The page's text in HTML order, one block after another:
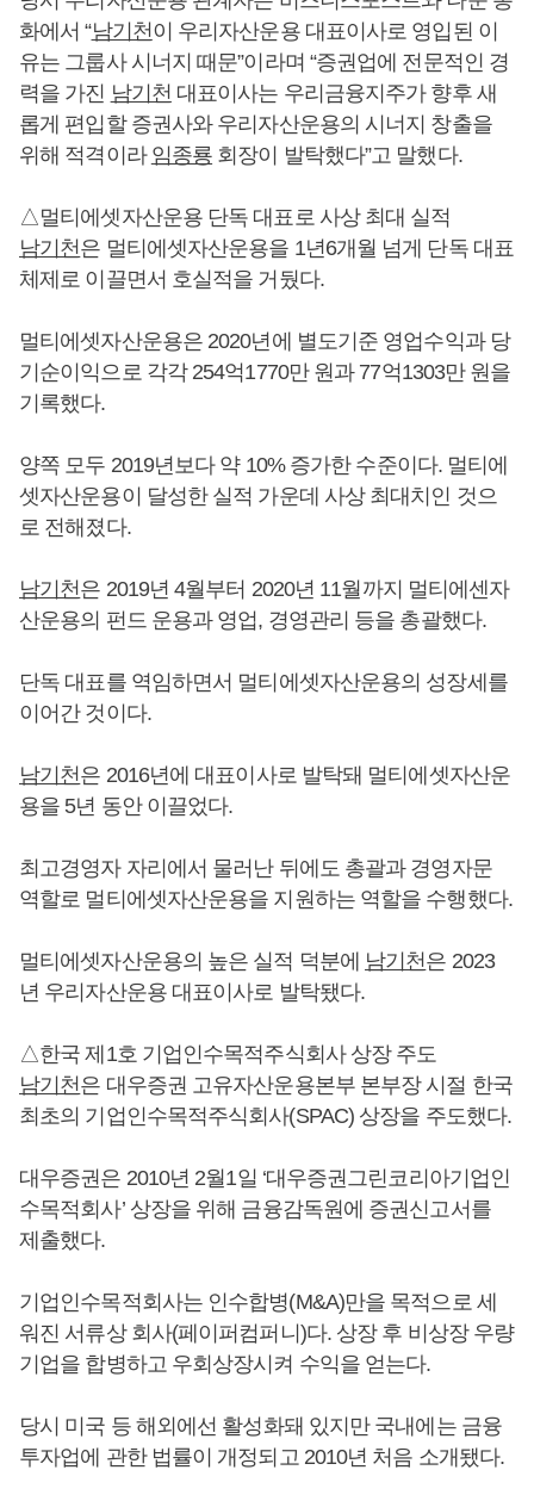
화에서 “남기천이 우리자산운용 대표이사로 영입된 이
유는 그룹사 시너지 때문”이라며 “증권업에 전문적인 경
력을 가진 남기천 대표이사는 우리금융지주가 향후 새
롭게 편입할 증권사와 우리자산운용의 시너지 창출을
위해 적격이라 임종룡 회장이 발탁했다”고 말했다.
△멀티에셋자산운용 단독 대표로 사상 최대 실적
남기천은 멀티에셋자산운용을 1년6개월 넘게 단독 대표
체제로 이끌면서 호실적을 거뒀다.
멀티에셋자산운용은 2020년에 별도기준 영업수익과 당
기순이익으로 각각 254억1770만 원과 77억1303만 원을
기록했다.
양쪽 모두 2019년보다 약 10% 증가한 수준이다. 멀티에
셋자산운용이 달성한 실적 가운데 사상 최대치인 것으
로 전해졌다.
남기천은 2019년 4월부터 2020년 11월까지 멀티에센자
산운용의 펀드 운용과 영업, 경영관리 등을 총괄했다.
단독 대표를 역임하면서 멀티에셋자산운용의 성장세를
이어간 것이다.
남기천은 2016년에 대표이사로 발탁돼 멀티에셋자산운
용을 5년 동안 이끌었다.
최고경영자 자리에서 물러난 뒤에도 총괄과 경영자문
역할로 멀티에셋자산운용을 지원하는 역할을 수행했다.
멀티에셋자산운용의 높은 실적 덕분에 남기천은 2023
년 우리자산운용 대표이사로 발탁됐다.
△한국 제1호 기업인수목적주식회사 상장 주도
남기천은 대우증권 고유자산운용본부 본부장 시절 한국
최초의 기업인수목적주식회사(SPAC) 상장을 주도했다.
대우증권은 2010년 2월1일 ‘대우증권그린코리아기업인
수목적회사’ 상장을 위해 금융감독원에 증권신고서를
제출했다.
기업인수목적회사는 인수합병(M&A)만을 목적으로 세
워진 서류상 회사(페이퍼컴퍼니)다. 상장 후 비상장 우량
기업을 합병하고 우회상장시켜 수익을 얻는다.
당시 미국 등 해외에선 활성화돼 있지만 국내에는 금융
투자업에 관한 법률이 개정되고 2010년 처음 소개됐다.